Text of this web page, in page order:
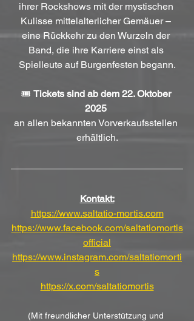
ihrer Rockshows mit der mystischen
Kulisse mittelalterlicher Gemäuer –
eine Rückkehr zu den Wurzeln der
Band, die ihre Karriere einst als
Spielleute auf Burgenfesten begann.
🎟️ Tickets sind ab dem 22. Oktober
2025
an allen bekannten Vorverkaufsstellen
erhältlich.
Kontakt:
https://www.saltatio-mortis.com
https://www.facebook.com/saltatiomortis
official
https://www.instagram.com/saltatiomorti
s
https://x.com/saltatiomortis
(Mit freundlicher Unterstützung und